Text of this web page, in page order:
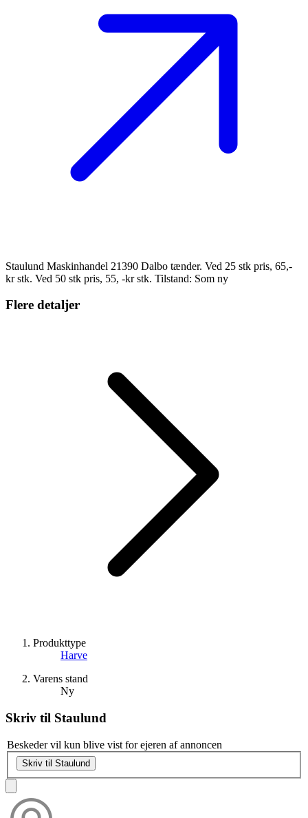
Staulund Maskinhandel 21390 Dalbo tænder. Ved 25 stk pris, 65,-
kr stk. Ved 50 stk pris, 55, -kr stk. Tilstand: Som ny
Flere detaljer
Produkttype
Harve
Varens stand
Ny
Skriv til Staulund
Beskeder vil kun blive vist for ejeren af annoncen
Skriv til Staulund